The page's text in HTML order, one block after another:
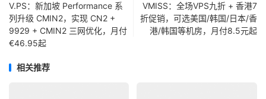
V.PS：新加坡 Performance 系
列升级 CMIN2，实现 CN2 +
9929 + CMIN2 三网优化，月付
€46.95起
VMISS：全场VPS九折 + 香港7
折促销，可选美国/韩国/日本/香
港/韩国等机房，月付8.5元起
相关推荐